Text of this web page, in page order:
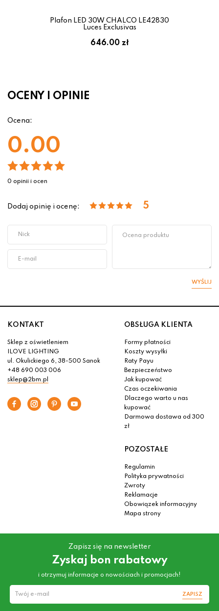
Plafon LED 30W CHALCO LE42830
Luces Exclusivas
646.00 zł
OCENY I OPINIE
Ocena:
0.00
0 opinii i ocen
Dodaj opinię i ocenę: 5
WYŚLIJ
KONTAKT
Sklep z oświetleniem
ILOVE LIGHTING
ul. Okulickiego 6, 38-500 Sanok
+48 690 003 006
sklep@2bm.pl
OBSŁUGA KLIENTA
Formy płatności
Koszty wysyłki
Raty Payu
Bezpieczeństwo
Jak kupować
Czas oczekiwania
Dlaczego warto u nas
kupować
Darmowa dostawa od 300
zł
POZOSTAŁE
Regulamin
Polityka prywatności
Zwroty
Reklamacje
Obowiązek informacyjny
Mapa strony
Zapisz się na newsletter
Zyskaj bon rabatowy
i otrzymuj informacje o nowościach i promocjach!
ZAPISZ